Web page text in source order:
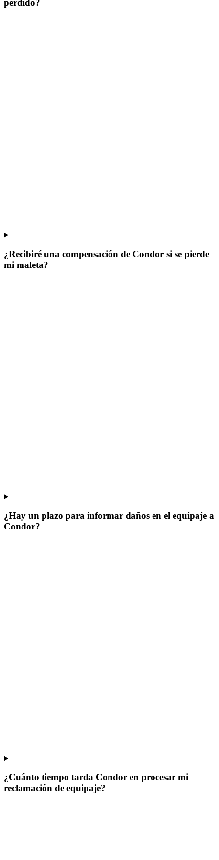
perdido?
¿Recibiré una compensación de Condor si se pierde
mi maleta?
¿Hay un plazo para informar daños en el equipaje a
Condor?
¿Cuánto tiempo tarda Condor en procesar mi
reclamación de equipaje?